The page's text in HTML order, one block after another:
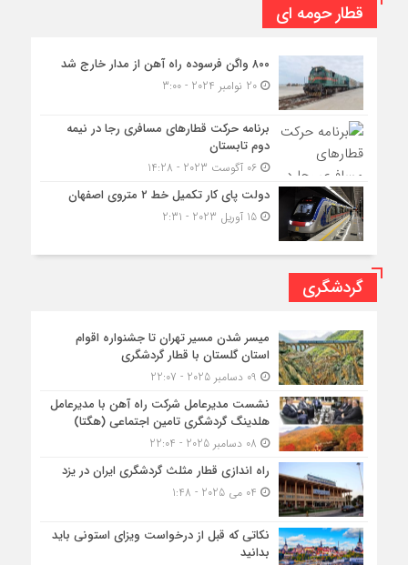
قطار حومه ای
۸۰۰ واگن فرسوده راه آهن از مدار خارج شد
20 نوامبر 2024 - 3:00
برنامه حرکت قطارهای مسافری رجا در نیمه
دوم تابستان
06 آگوست 2023 - 14:28
دولت پای کار تکمیل خط ۲ متروی اصفهان
15 آوریل 2023 - 2:31
گردشگری
میسر شدن مسیر تهران تا جشنواره اقوام
استان گلستان با قطار گردشگری
نشست مدیرعامل شرکت راه آهن با مدیرعامل
هلدینگ گردشگری تامین اجتماعی (هگتا)
راه اندازی قطار مثلث گردشگری ایران در یزد
نکاتی که قبل از درخواست ویزای استونی باید
بدانید